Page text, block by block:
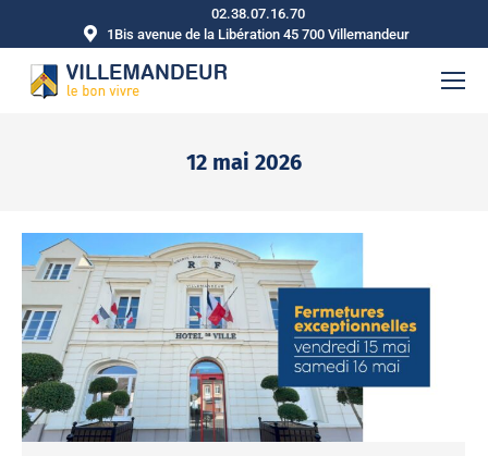
02.38.07.16.70
1Bis avenue de la Libération 45 700 Villemandeur
12 mai 2026